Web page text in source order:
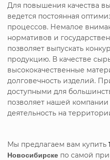
Для повышения качества
ведется постоянная
процессов. Немалое
нормативов и
позволяет выпускать
продукцию. В качестве
высококачественные
долговечность изделий.
доступными для
позволяет нашей
деятельность на
Мы предлагаем вам купить
Новосибирске по самой